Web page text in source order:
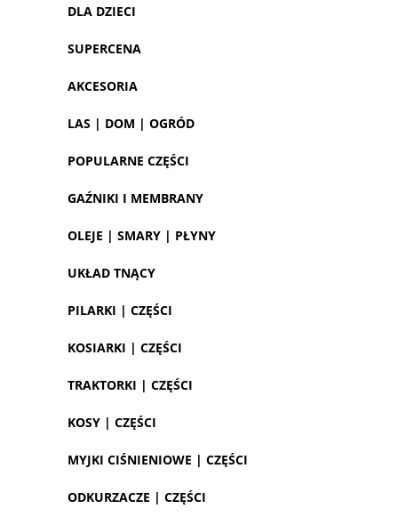
DLA DZIECI
SUPERCENA
AKCESORIA
LAS | DOM | OGRÓD
POPULARNE CZĘŚCI
GAŹNIKI I MEMBRANY
OLEJE | SMARY | PŁYNY
UKŁAD TNĄCY
PILARKI | CZĘŚCI
KOSIARKI | CZĘŚCI
TRAKTORKI | CZĘŚCI
KOSY | CZĘŚCI
MYJKI CIŚNIENIOWE | CZĘŚCI
ODKURZACZE | CZĘŚCI